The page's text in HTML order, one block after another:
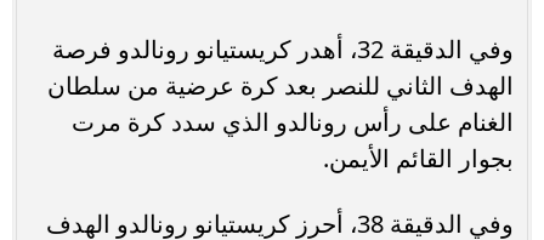
وفي الدقيقة 32، أهدر كريستيانو رونالدو فرصة
الهدف الثاني للنصر بعد كرة عرضية من سلطان
الغنام على رأس رونالدو الذي سدد كرة مرت
بجوار القائم الأيمن.
وفي الدقيقة 38، أحرز كريستيانو رونالدو الهدف